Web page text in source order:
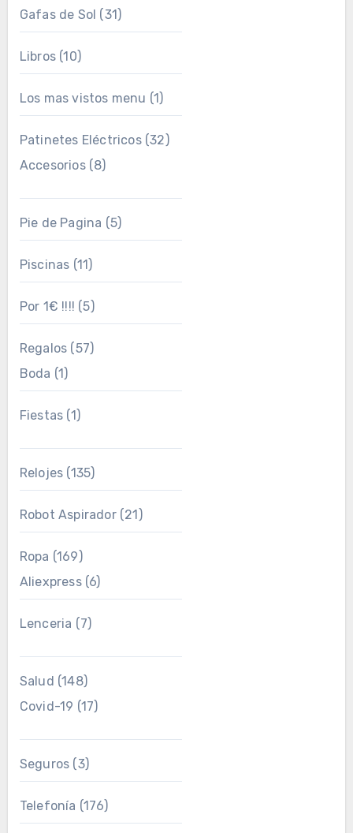
Gafas de Sol (31)
Libros(10)
Los mas vistos menu (1)
Patinetes Eléctricos(32)
Accesorios(8)
Pie de Pagina (5)
Piscinas (11)
Por 1€ !!!! (5)
Regalos (57)
Boda (1)
Fiestas (1)
Relojes (135)
Robot Aspirador(21)
Ropa (169)
Aliexpress(6)
Lenceria (7)
Salud (148)
Covid-19 (17)
Seguros (3)
Telefonía (176)